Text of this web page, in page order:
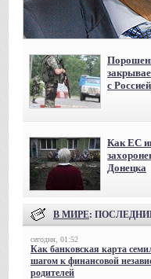
с Россией
Как ЕС
Донецка
В МИРЕ:
сегодня, 01:52
Как банковская карта
шагом к финансовой
родителей